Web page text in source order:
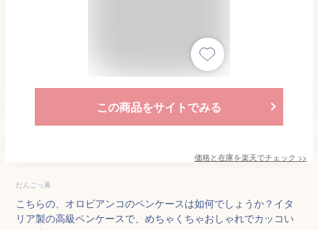
この商品をサイトでみる
価格と在庫を楽天でチェック >>
だんごっ鼻
こちらの、オロビアンコのペンケースは如何でしょうか？イタ
リア製の高級ペンケースで、めちゃくちゃおしゃれでカッコい